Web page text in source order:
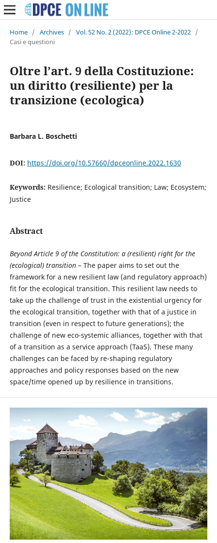
Home / Archives / Vol. 52 No. 2 (2022): DPCE Online 2-2022 /
Casi e questioni
Oltre l’art. 9 della Costituzione:
un diritto (resiliente) per la
transizione (ecologica)
Barbara L. Boschetti
DOI: https://doi.org/10.57660/dpceonline.2022.1630
Keywords: Resilience; Ecological transition; Law; Ecosystem;
Justice
Abstract
Beyond Article 9 of the Constitution: a (resilient) right for the
(ecological) transition– The paper aims to set out the
framework for a new resilient law (and regulatory approach)
fit for the ecological transition. This resilient law needs to
take up the challenge of trust in the existential urgency for
the ecological transition, together with that of a justice in
transition (even in respect to future generations); the
challenge of new eco-systemic alliances, together with that
of a transition as a service approach (TaaS). These many
challenges can be faced by re-shaping regulatory
approaches and policy responses based on the new
space/time opened up by resilience in transitions.